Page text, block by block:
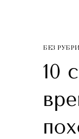
БЕЗ
10